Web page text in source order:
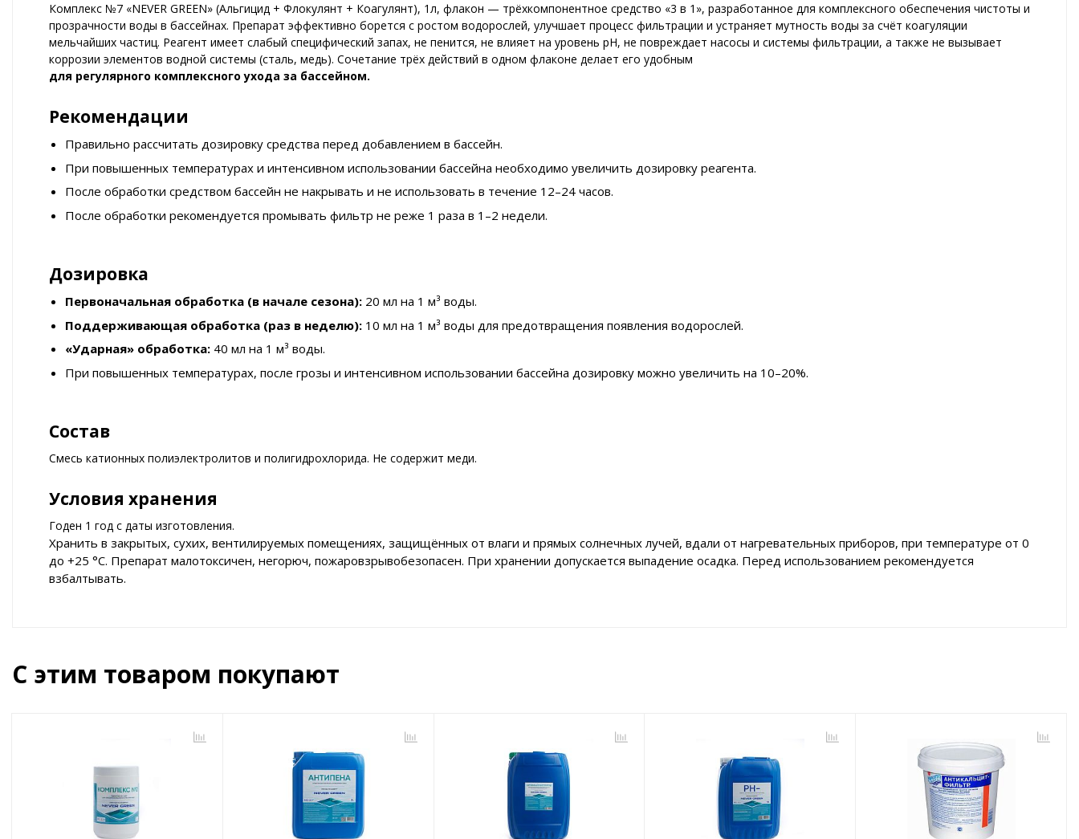
Комплекс №7 «NEVER GREEN» (Альгицид + Флокулянт + Коагулянт), 1л, флакон — трёхкомпонентное средство «3 в 1», разработанное для комплексного обеспечения чистоты и
прозрачности воды в бассейнах. Препарат эффективно борется с ростом водорослей, улучшает процесс фильтрации и устраняет мутность воды за счёт коагуляции
мельчайших частиц. Реагент имеет слабый специфический запах, не пенится, не влияет на уровень pH, не повреждает насосы и системы фильтрации, а также не вызывает
коррозии элементов водной системы (сталь, медь). Сочетание трёх действий в одном флаконе делает его удобным
для регулярного комплексного ухода за бассейном.
Рекомендации
Правильно рассчитать дозировку средства перед добавлением в бассейн.
При повышенных температурах и интенсивном использовании бассейна необходимо увеличить дозировку реагента.
После обработки средством бассейн не накрывать и не использовать в течение 12–24 часов.
После обработки рекомендуется промывать фильтр не реже 1 раза в 1–2 недели.
Дозировка
Первоначальная обработка (в начале сезона): 20 мл на 1 м³ воды.
Поддерживающая обработка (раз в неделю): 10 мл на 1 м³ воды для предотвращения появления водорослей.
«Ударная» обработка: 40 мл на 1 м³ воды.
При повышенных температурах, после грозы и интенсивном использовании бассейна дозировку можно увеличить на 10–20%.
Состав
Смесь катионных полиэлектролитов и полигидрохлорида. Не содержит меди.
Условия хранения
Годен 1 год с даты изготовления.
Хранить в закрытых, сухих, вентилируемых помещениях, защищённых от влаги и прямых солнечных лучей, вдали от нагревательных приборов, при температуре от 0
до +25 °С. Препарат малотоксичен, негорюч, пожаровзрывобезопасен. При хранении допускается выпадение осадка. Перед использованием рекомендуется
взбалтывать.
С этим товаром покупают